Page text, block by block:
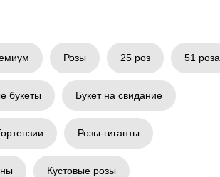
Розы 25 роз 51 роза
букеты Букет на свидание
Розы-гиганты
Кустовые розы